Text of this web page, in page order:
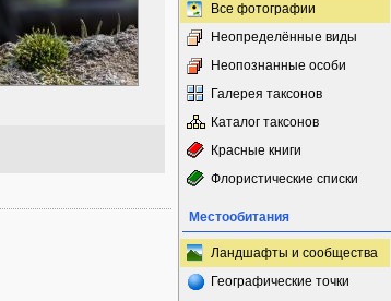
Все фотографии
Неопределённые виды
Неопознанные особи
Галерея таксонов
Каталог таксонов
Красные книги
Флористические списки
Местообитания
Ландшафты и сообщества
Географические точки